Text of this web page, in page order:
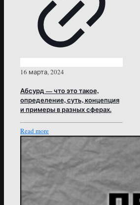
16 марта, 2024
Абсурд — что это такое,
определение, суть, концепция
и примеры в разных сферах.
Read more